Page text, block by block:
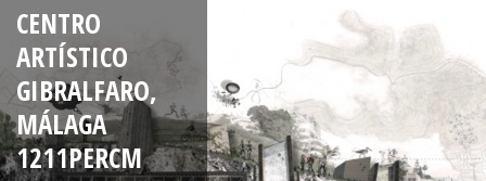
CENTRO
ARTÍSTICO
GIBRALFARO,
MÁLAGA
1211PERCM